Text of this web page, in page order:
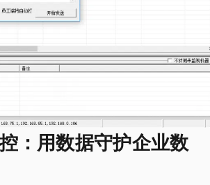
：用数据守护企业数